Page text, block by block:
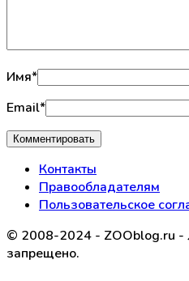
Имя*
Email*
Контакты
Правообладателям
Пользовательское
© 2008-2024 - ZOOblog.ru -
запрещено.